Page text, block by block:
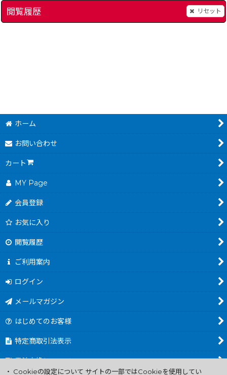
閲覧履歴 リセット
ホーム
お問い合わせ
カート
MY Page
会員登録
お気に入り
閲覧履歴
ご利用案内
ログイン
メールマガジン
はじめてのお客様
特定商取引法表示
電池交換について
・ Cookieの設定について サイトの一部ではCookieを使用してい